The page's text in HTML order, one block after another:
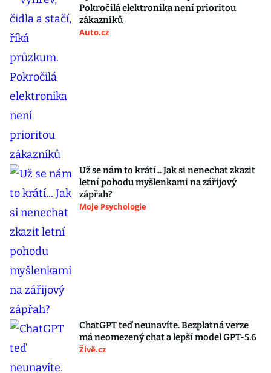
Pokročilá elektronika není prioritou
zákazníků
Auto.cz
Už se nám to krátí... Jak si nenechat zkazit
letní pohodu myšlenkami na zářijový
zápřah?
Moje Psychologie
ChatGPT teď neunavíte. Bezplatná verze
má neomezený chat a lepší model GPT-5.6
Živě.cz